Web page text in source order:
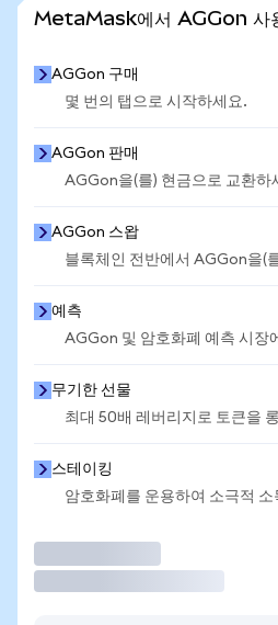
MetaMask에서 AGGon 사
AGGon 구매
몇 번의 탭으로 시작하세요.
AGGon 판매
AGGon을(를) 현금으로 교환하
AGGon 스왑
블록체인 전반에서 AGGon을(
예측
AGGon 및 암호화폐 예측 시장
무기한 선물
최대 50배 레버리지로 토큰을
스테이킹
암호화폐를 운용하여 소극적